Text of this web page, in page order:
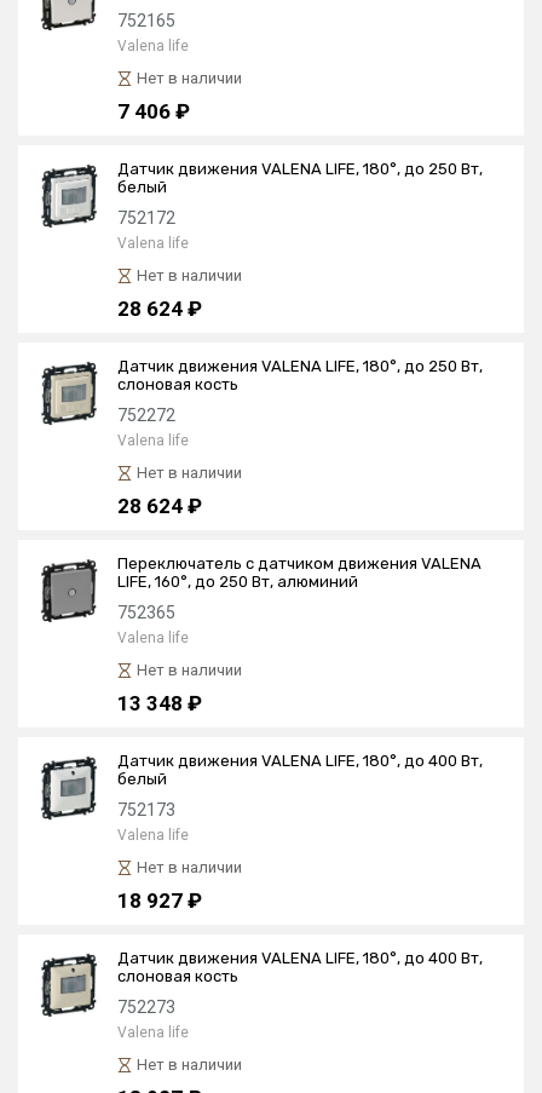
752165
Valena life
Нет в наличии
7 406 ₽
Датчик движения VALENA LIFE, 180°, до 250 Вт,
белый
752172
Valena life
Нет в наличии
28 624 ₽
Датчик движения VALENA LIFE, 180°, до 250 Вт,
слоновая кость
752272
Valena life
Нет в наличии
28 624 ₽
Переключатель с датчиком движения VALENA
LIFE, 160°, до 250 Вт, алюминий
752365
Valena life
Нет в наличии
13 348 ₽
Датчик движения VALENA LIFE, 180°, до 400 Вт,
белый
752173
Valena life
Нет в наличии
18 927 ₽
Датчик движения VALENA LIFE, 180°, до 400 Вт,
слоновая кость
752273
Valena life
Нет в наличии